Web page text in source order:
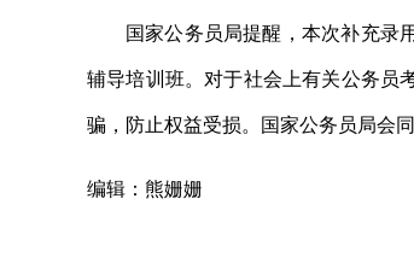
国家公务员局提醒，本次补充录
辅导培训班。对于社会上有关公务员
骗，防止权益受损。国家公务员局会
编辑：熊姗姗